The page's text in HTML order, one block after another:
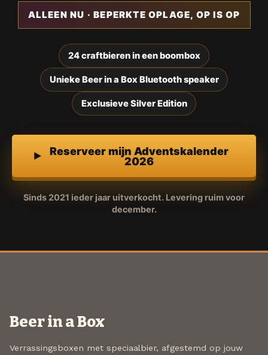
ALLEEN NU · BEPERKTE OPLAGE, OP IS OP
24 craftbieren in een boombox
Unieke Beer in a Box Bluetooth speaker
Exclusieve Silver Edition
Reserveer mijn Adventskalender
2026
Sinds 2021 ieder jaar uitverkocht. Levering ruim voor
december.
Beer in a Box
Verrassingsboxen met speciaalbier, afgestemd op jouw